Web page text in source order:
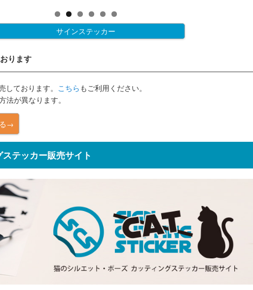
サインステッカー
ります
ております。 こちら もご利用ください。
法が異なります。
→
テッカー販売サイト